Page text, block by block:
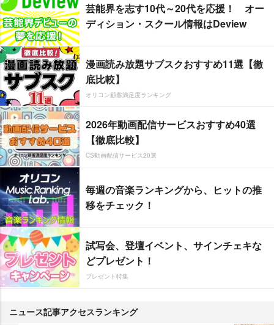
芸能界を志す10代～20代を応援！ オー
ディション・スクール情報はDeview
漫画読み放題サブスクおすすめ11選【徹
底比較】
オリコン顧客満足度ランキング
2026年動画配信サービスおすすめ40選
【徹底比較】
CS動画配信サービス20選
毎週の音楽ランキングから、ヒットの推
移をチェック！
試写会、登壇イベント、サインチェキな
どプレゼント！
プレゼント特集
ニュース記事アクセスランキング